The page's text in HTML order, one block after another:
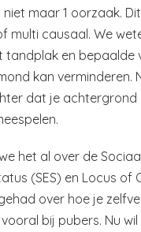
maar 1 oorzaak.
multi causaal. We
tandplak en bepaalde
kan verminderen.
dat je achtergrond
het al over de
(SES) en Locus of
over hoe je
bij pubers. Nu